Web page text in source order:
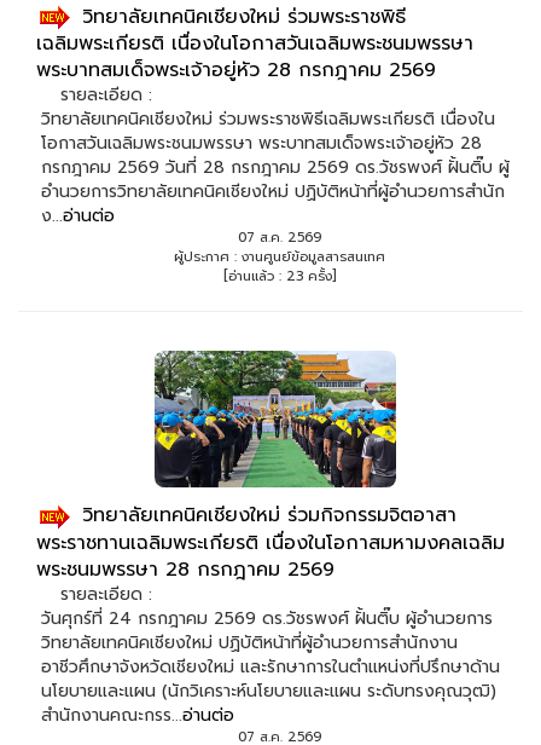
วิทยาลัยเทคนิคเชียงใหม่ ร่วมพระราชพิธี
เฉลิมพระเกียรติ เนื่องในโอกาสวันเฉลิมพระชนมพรรษา
พระบาทสมเด็จพระเจ้าอยู่หัว 28 กรกฎาคม 2569
รายละเอียด :
วิทยาลัยเทคนิคเชียงใหม่ ร่วมพระราชพิธีเฉลิมพระเกียรติ เนื่องใน
โอกาสวันเฉลิมพระชนมพรรษา พระบาทสมเด็จพระเจ้าอยู่หัว 28
กรกฎาคม 2569 วันที่ 28 กรกฎาคม 2569 ดร.วัชรพงศ์ ฝั้นติ๊บ ผู้
อำนวยการวิทยาลัยเทคนิคเชียงใหม่ ปฏิบัติหน้าที่ผู้อำนวยการสำนัก
ง...อ่านต่อ
07 ส.ค. 2569
ผู้ประกาศ : งานศูนย์ข้อมูลสารสนเทศ
[อ่านแล้ว : 23 ครั้ง]
วิทยาลัยเทคนิคเชียงใหม่ ร่วมกิจกรรมจิตอาสา
พระราชทานเฉลิมพระเกียรติ เนื่องในโอกาสมหามงคลเฉลิม
พระชนมพรรษา 28 กรกฎาคม 2569
รายละเอียด :
วันศุกร์ที่ 24 กรกฎาคม 2569 ดร.วัชรพงศ์ ฝั้นติ๊บ ผู้อำนวยการ
วิทยาลัยเทคนิคเชียงใหม่ ปฏิบัติหน้าที่ผู้อำนวยการสำนักงาน
อาชีวศึกษาจังหวัดเชียงใหม่ และรักษาการในตำแหน่งที่ปรึกษาด้าน
นโยบายและแผน (นักวิเคราะห์นโยบายและแผน ระดับทรงคุณวุฒิ)
สำนักงานคณะกรร...อ่านต่อ
07 ส.ค. 2569